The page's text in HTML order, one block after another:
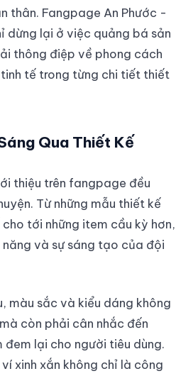
thân. Fangpage An Phước -
dừng lại ở việc quảng bá sản
thông điệp về phong cách
tế trong từng chi tiết thiết
Qua Thiết Kế
thiệu trên fangpage đều
Từ những mẫu thiết kế
tới những item cầu kỳ hơn,
và sự sáng tạo của đội
màu sắc và kiểu dáng không
còn phải cân nhắc đến
đem lại cho người tiêu dùng.
xinh xắn không chỉ là công